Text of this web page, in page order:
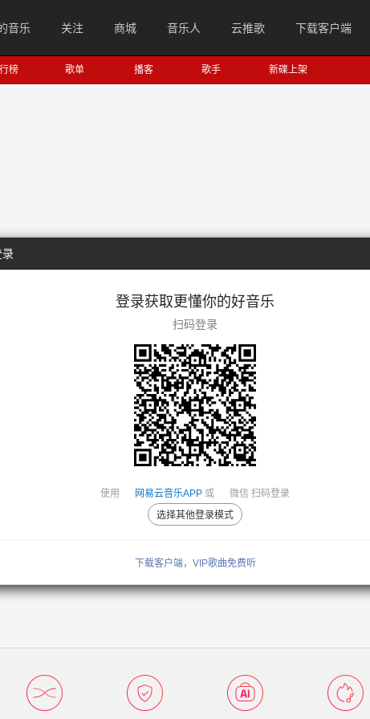
音乐 关注 商城 音乐人 云推歌 下载客户端
榜 歌单 播客 歌手 新碟上架
录
登录获取更懂你的好音乐
扫码登录
使用 网易云音乐APP 或 微信 扫码登录
选择其他登录模式
下载客户端，VIP歌曲免费听